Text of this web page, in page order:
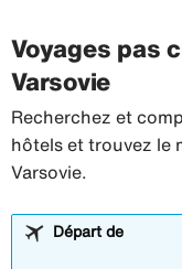
Voyages pas
Varsovie
Recherchez et
hôtels et trouvez le
Varsovie.
Départ de